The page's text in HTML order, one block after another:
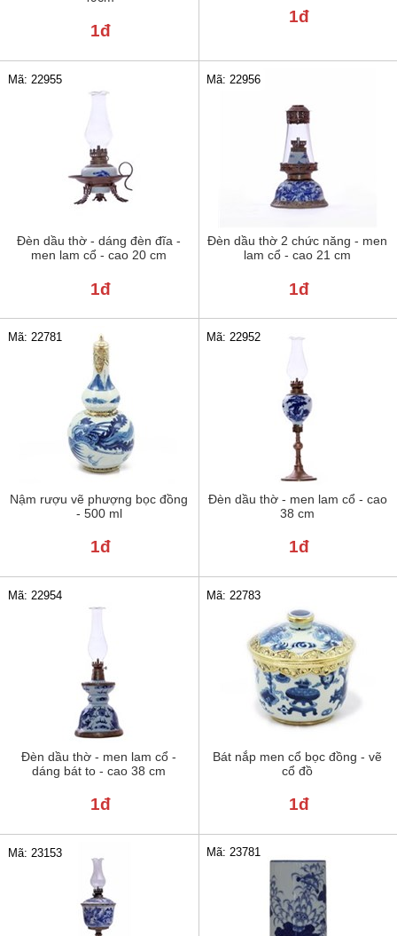
1đ
1đ
Đèn dầu thờ - dáng đèn đĩa -
men lam cổ - cao 20 cm
Mã: 22955
1đ
Đèn dầu thờ 2 chức năng - men
lam cổ - cao 21 cm
Mã: 22956
1đ
Nậm rượu vẽ phượng bọc đồng
- 500 ml
Mã: 22781
1đ
Đèn dầu thờ - men lam cổ - cao
38 cm
Mã: 22952
1đ
Đèn dầu thờ - men lam cổ -
dáng bát to - cao 38 cm
Mã: 22954
1đ
Bát nắp men cổ bọc đồng - vẽ
cổ đồ
Mã: 22783
1đ
Mã: 23153 Mã: 23781